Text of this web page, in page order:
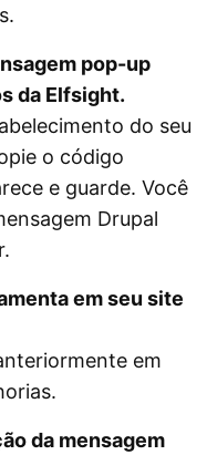
pop-up
da Elfsight.
do seu
o código
e guarde. Você
Drupal
em seu site
em
da mensagem